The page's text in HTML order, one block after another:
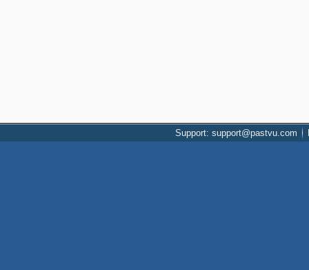
Support: support@pastvu.com